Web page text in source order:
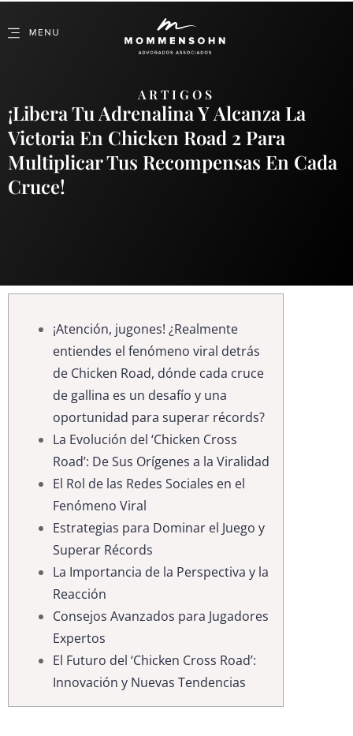
ARTIGOS
¡Libera Tu Adrenalina Y Alcanza La
Victoria En Chicken Road 2 Para
Multiplicar Tus Recompensas En Cada
Cruce!
¡Atención, jugones! ¿Realmente
entiendes el fenómeno viral detrás
de Chicken Road, dónde cada cruce
de gallina es un desafío y una
oportunidad para superar récords?
La Evolución del ‘Chicken Cross
Road’: De Sus Orígenes a la Viralidad
El Rol de las Redes Sociales en el
Fenómeno Viral
Estrategias para Dominar el Juego y
Superar Récords
La Importancia de la Perspectiva y la
Reacción
Consejos Avanzados para Jugadores
Expertos
El Futuro del ‘Chicken Cross Road’:
Innovación y Nuevas Tendencias